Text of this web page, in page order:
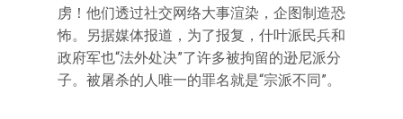
虏！他们透过社交网络大事渲染，企图制造恐
怖。另据媒体报道，为了报复，什叶派民兵和
政府军也“法外处决”了许多被拘留的逊尼派分
子。被屠杀的人唯一的罪名就是“宗派不同”。